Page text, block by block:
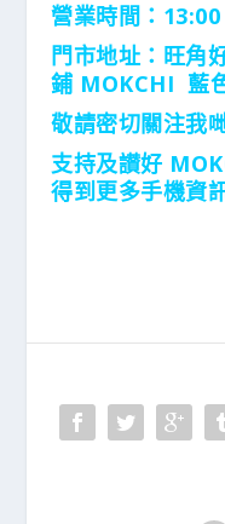
營業時間：
門市地址： 旺角
鋪 MOKCHI 藍
敬請密切關注我
支持及讃好
得到更多手機資